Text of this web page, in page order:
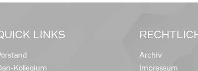
LINKS
Kollegium
Archiv
Impressum